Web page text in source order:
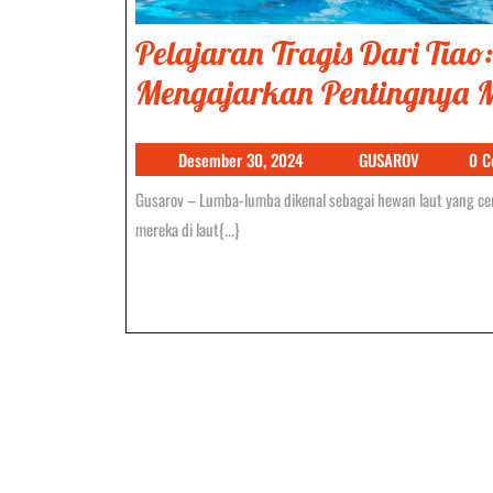
Pelajaran Tragis Dari
Mengajarkan Pentingnya
Desember 30, 2024Desember
30,
2024
GUSAROVGUSAROV
0
Gusarov – Lumba-lumba dikenal sebagai hewan laut yang cerdas dan ramah. Banyak orang mengagumi keindahan dan kelincahan
mereka di laut{...}